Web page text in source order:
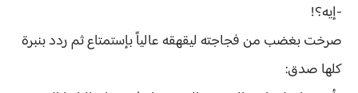
-إيه؟!
صرخت بغضب من فجاجته ليقهقه عالياً بإستمتاع ثم ردد بنبرة
كلها صدق: